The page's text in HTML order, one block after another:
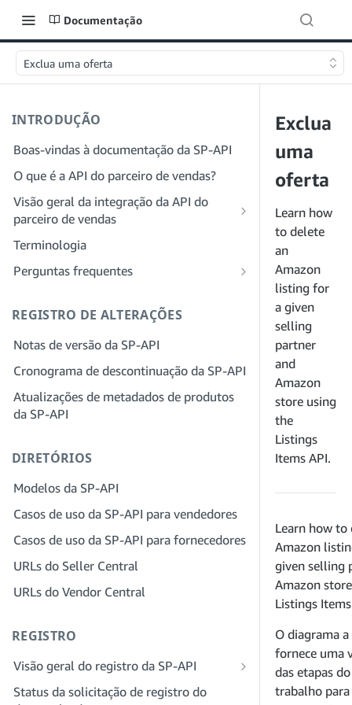
Documentação
Exclua uma oferta
INTRODUÇÃO
Boas-vindas à documentação da SP-API
O que é a API do parceiro de vendas?
Visão geral da integração da API do
parceiro de vendas
Integração como desenvolvedor
Etapa 3: criar um perfil de
desenvolvedor
Etapa 4: registrar um aplicativo
sandbox
Etapa 5: fazer sua primeira chamada
Etapa 6: configurar o fluxo de trabalho
produção
Etapa 8: chamar a SP-API em produção
Etapa 9: testar seu aplicativo
Etapa 10: listar seu aplicativo
Integração como provedor de serviços
provedor de serviços
Etapa 2: crie uma conta no Portal do
provedor de soluções para sua empresa
Etapa 3: verifique sua identidade
Etapa 4: preencha o perfil de serviços
Etapa 5: inscreva-se para funções no
conta
Etapa 7: conecte-se com vendedores
Etapa 8: liste seu serviço na Rede de
provedores de serviços
Terminologia
Perguntas frequentes
API
provedor de soluções
REGISTRO DE ALTERAÇÕES
Notas de versão da SP-API
Cronograma de descontinuação da SP-API
Atualizações de metadados de produtos
da SP-API
DIRETÓRIOS
Modelos da SP-API
Casos de uso da SP-API para vendedores
Casos de uso da SP-API para fornecedores
URLs do Seller Central
URLs do Vendor Central
REGISTRO
Visão geral do registro da SP-API
Registrar-se como desenvolvedor
Status da solicitação de registro do
Exclua
uma
oferta
Learn how
to delete
an
Amazon
listing for
a given
selling
partner
and
Amazon
store using
the
Listings
Items API.
Learn how to
Amazon
given selling
Amazon
Listings
O diagrama
fornece uma
das etapas
trabalho